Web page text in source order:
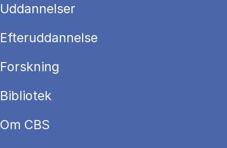
Uddannelser
Efteruddannelse
Forskning
Bibliotek
Om CBS